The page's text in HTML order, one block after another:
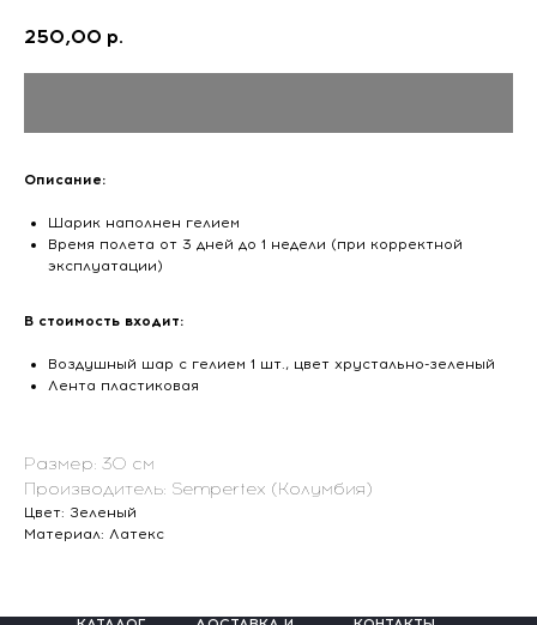
250,00 р.
Описание:
Шарик наполнен гелием
Время полета от 3 дней до 1 недели (при корректной
эксплуатации)
В стоимость входит:
Воздушный шар с гелием 1 шт., цвет хрустально-зеленый
Лента пластиковая
Размер: 30 см
Производитель: Sempertex (Колумбия)
Цвет: Зеленый
Материал: Латекс